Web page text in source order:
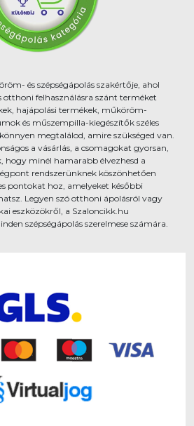
és szépségápolás szakértője, ahol
otthoni felhasználásra szánt terméket
hajápolási termékek, műköröm-
és műszempilla-kiegészítők széles
megtalálod, amire szükséged van.
a vásárlás, a csomagokat gyorsan,
hogy minél hamarabb élvezhesd a
rendszerünknek köszönhetően
pontokat hoz, amelyeket későbbi
Legyen szó otthoni ápolásról vagy
eszközökről, a Szaloncikk.hu
szépségápolás szerelmese számára.